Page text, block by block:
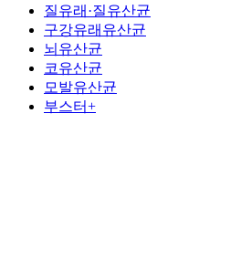
질유래·질유산균
구강유래유산균
뇌유산균
코유산균
모발유산균
부스터+